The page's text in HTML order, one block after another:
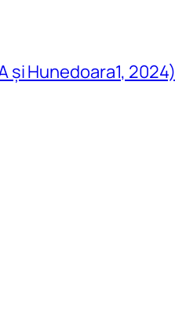
și Hunedoara1, 2024)